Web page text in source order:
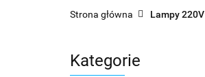
Strona główna Lampy 220V
Kategorie